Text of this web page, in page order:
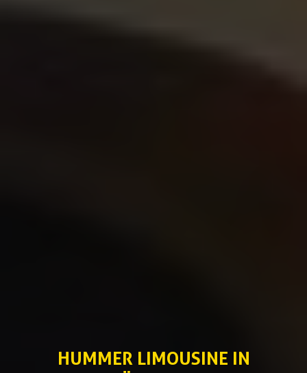
HUMMER LIMOUSINE IN